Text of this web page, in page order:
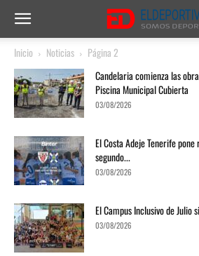
Inicio Noticias
Página 2
Candelaria comienza las
Piscina Municipal Cubierta
03/08/2026
El Costa Adeje Tenerife
segundo...
03/08/2026
El Campus Inclusivo de Julio
03/08/2026